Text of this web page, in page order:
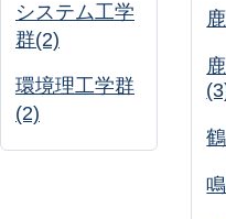
システム工学
群(2)
環境理工学群
(2)